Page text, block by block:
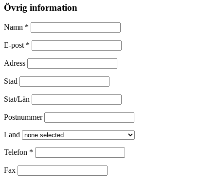
Övrig information
Namn *
E-post *
Adress
Stad
Stat/Län
Postnummer
Land
Telefon *
Fax